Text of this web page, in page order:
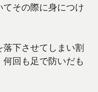
その際に身につけ
下させてしまい割
回も足で防いだも